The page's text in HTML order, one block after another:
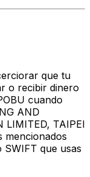
que tu
o recibir dinero
cuando
AND
LIMITED, TAIPEI
mencionados
que usas